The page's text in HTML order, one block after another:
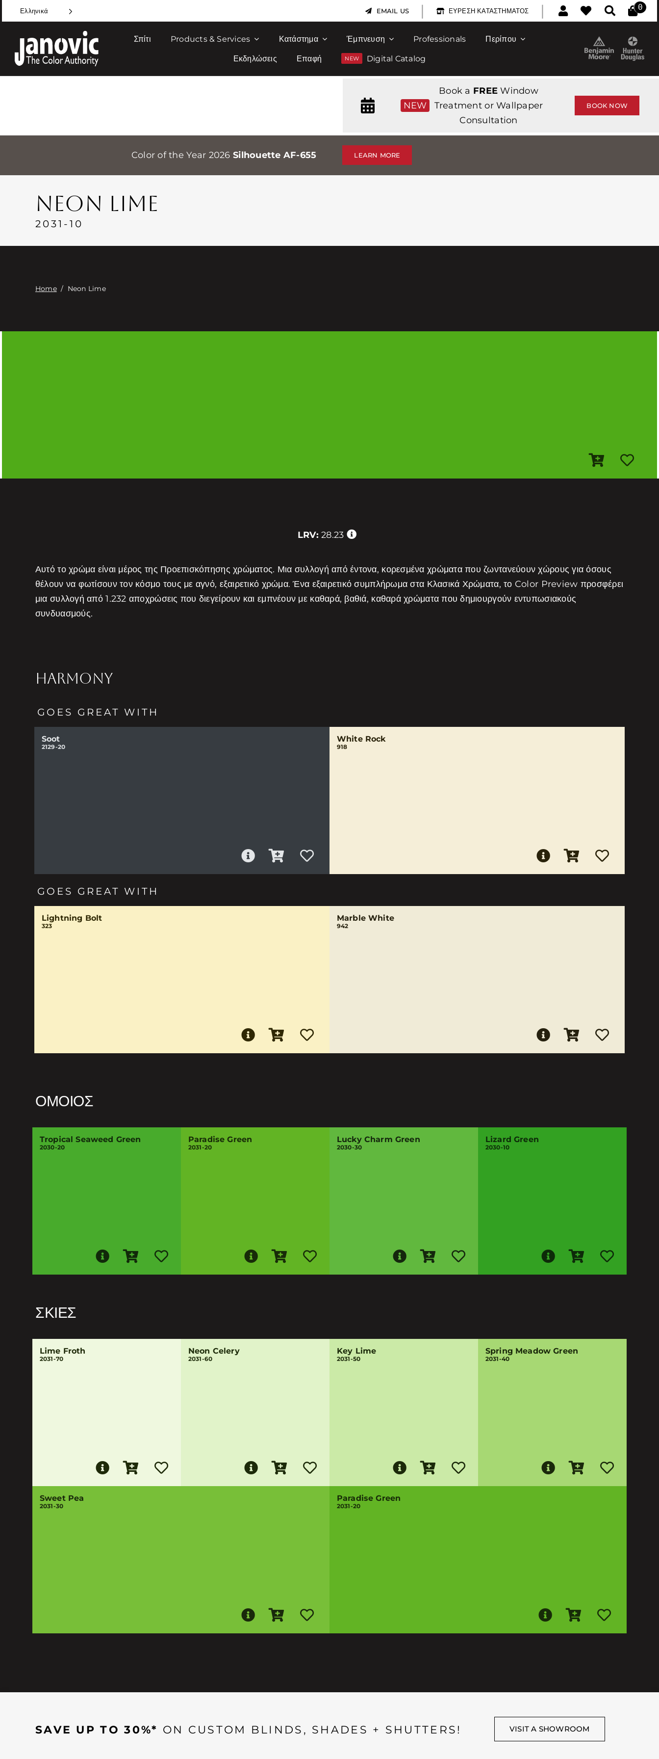
to
content
Ελληνικά EMAIL US | ΕΎΡΕΣΗ ΚΑΤΑΣΤΉΜΑΤΟΣ | 0
Σπίτι Products & Services Κατάστημα Έμπνευση Professionals Περίπου
Εκδηλώσεις Επαφή Digital Catalog
NEW
Book a FREE Window
Treatment or Wallpaper
Consultation
BOOK NOW
Color of the Year 2026 Silhouette AF-655 LEARN MORE
NEON LIME
2031-10
Home/ Neon Lime
LRV: 28.23
Αυτό το χρώμα είναι μέρος της Προεπισκόπησης χρώματος. Μια συλλογή από έντονα, κορεσμένα χρώματα που ζωντανεύουν χώρους για όσους
θέλουν να φωτίσουν τον κόσμο τους με αγνό, εξαιρετικό χρώμα. Ένα εξαιρετικό συμπλήρωμα στα Κλασικά Χρώματα, το Color Preview προσφέρει
μια συλλογή από 1.232 αποχρώσεις που διεγείρουν και εμπνέουν με καθαρά, βαθιά, καθαρά χρώματα που δημιουργούν εντυπωσιακούς
συνδυασμούς.
HARMONY
GOES GREAT WITH
Soot
2129-20
White Rock
918
GOES GREAT WITH
Lightning Bolt
323
Marble White
942
ΌΜΟΙΟΣ
Tropical Seaweed Green
2030-20
Paradise Green
2031-20
Lucky Charm Green
2030-30
Lizard Green
2030-10
ΣΚΙΈΣ
Lime Froth
2031-70
Neon Celery
2031-60
Key Lime
2031-50
Spring Meadow Green
2031-40
Sweet Pea
2031-30
Paradise Green
2031-20
SAVE UP TO 30%* ON CUSTOM BLINDS, SHADES + SHUTTERS! VISIT A SHOWROOM